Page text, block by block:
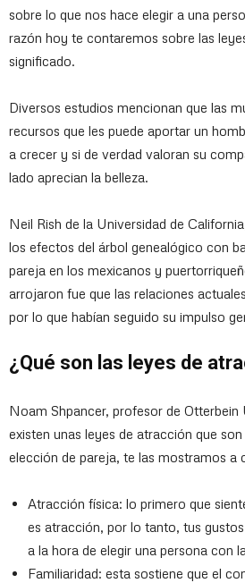
sobre lo que nos hace elegir a una
razón hoy te contaremos sobre las
significado.
Diversos estudios mencionan que las
recursos que les puede aportar un
a crecer y si de verdad valoran su
lado aprecian la belleza.
Neil Rish de la Universidad de
los efectos del árbol genealógico con
pareja en los mexicanos y
arrojaron fue que las relaciones
por lo que habían seguido su impulso
¿Qué son las leyes de
Noam Shpancer, profesor de Otterbein
existen unas leyes de atracción que
elección de pareja, te las mostramos a
Atracción física: lo primero que
es atracción, por lo tanto, tus
a la hora de elegir una persona con
Familiaridad: esta sostiene que el